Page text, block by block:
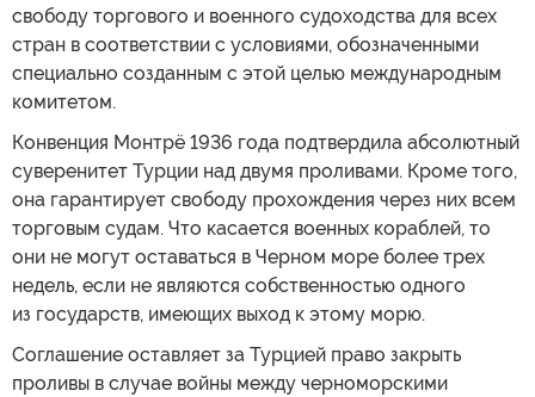
свободу торгового и военного судоходства для всех
стран в соответствии с условиями, обозначенными
специально созданным с этой целью международным
комитетом.
Конвенция Монтрё 1936 года подтвердила абсолютный
суверенитет Турции над двумя проливами. Кроме того,
она гарантирует свободу прохождения через них всем
торговым судам. Что касается военных кораблей, то
они не могут оставаться в Черном море более трех
недель, если не являются собственностью одного
из государств, имеющих выход к этому морю.
Соглашение оставляет за Турцией право закрыть
проливы в случае войны между черноморскими